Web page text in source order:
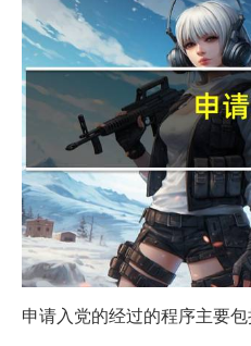
申请入党的经过的程序主要包